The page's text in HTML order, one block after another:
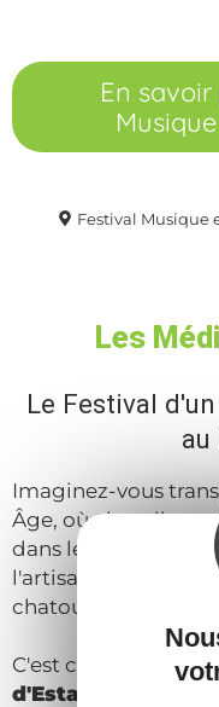
En
Festival Musique
Les
Le Festival
au
Imaginez-vous
Âge, où chevaliers
dans les ruelles
l'artisanat et de la
chatouiller vos
C'est ce que vous
d'Estaing